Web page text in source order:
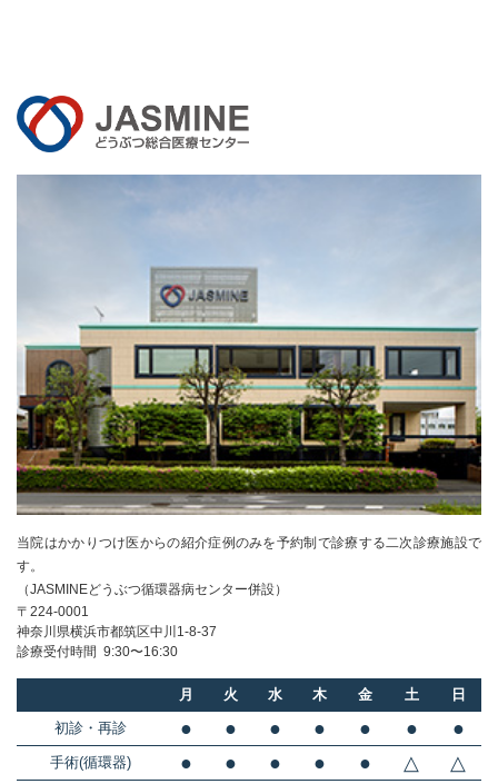
当院はかかりつけ医からの紹介症例のみを予約制で診療する二次診療施設で
す。
（JASMINEどうぶつ循環器病センター併設）
〒224-0001
神奈川県横浜市都筑区中川1-8-37
診療受付時間 9:30〜16:30
月 火 水 木 金 土
日
初診・再診
● ● ● ● ● ● ●
手術(循環器) ● ● ● ● ● △ △